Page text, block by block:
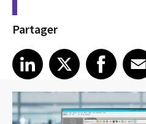
Partager
Share article on LinkedIn
LinkedIn
Share article on XShare article onFacebook
Share